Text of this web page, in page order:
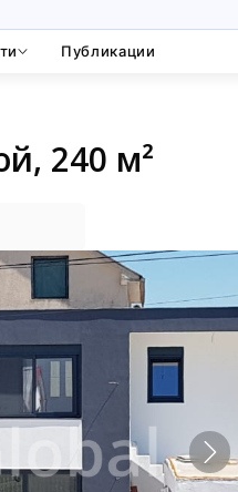
Публикации
240 м²